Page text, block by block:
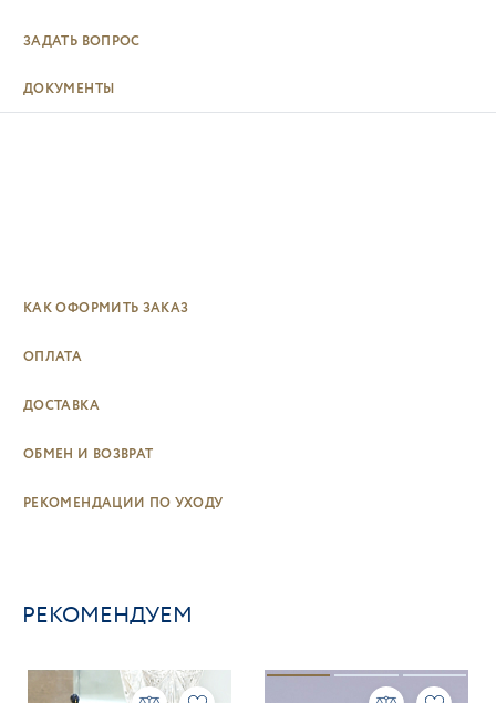
ЗАДАТЬ ВОПРОС
ДОКУМЕНТЫ
КАК ОФОРМИТЬ ЗАКАЗ
ОПЛАТА
ДОСТАВКА
ОБМЕН И ВОЗВРАТ
РЕКОМЕНДАЦИИ ПО УХОДУ
РЕКОМЕНДУЕМ